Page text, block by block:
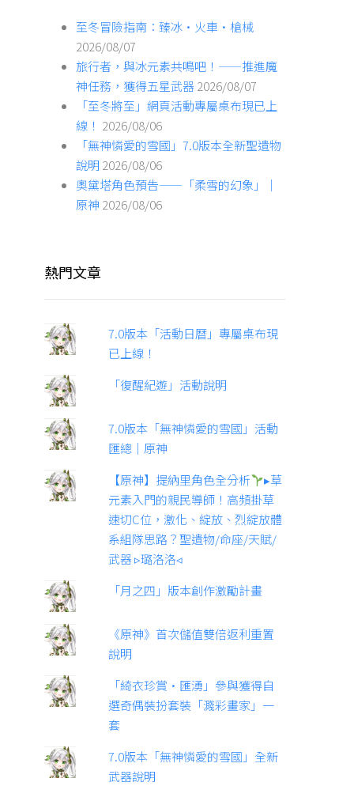
至冬冒險指南：臻冰·火車·槍械
2026/08/07
旅行者，與冰元素共鳴吧！——推進魔
神任務，獲得五星武器2026/08/07
「至冬將至」網頁活動專屬桌布現已上
線！ 2026/08/06
「無神憐愛的雪國」7.0版本全新聖遺物
說明 2026/08/06
奧黛塔角色預告——「柔雪的幻象」｜
原神 2026/08/06
熱門文章
7.0版本「活動日曆」專屬桌布現
已上線！
「復醒紀遊」活動說明
7.0版本「無神憐愛的雪國」活動
匯總｜原神
【原神】提納里角色全分析
▸草
元素入門的親民導師！高頻掛草
速切C位，激化、綻放、烈綻放體
系組隊思路？聖遺物/命座/天賦/
武器 ▹璐洛洛◃
「月之四」版本創作激勵計畫
《原神》首次儲值雙倍返利重置
說明
「綺衣珍賞·匯湧」參與獲得自
選奇偶裝扮套裝「濺彩畫家」一
套
7.0版本「無神憐愛的雪國」全新
武器說明